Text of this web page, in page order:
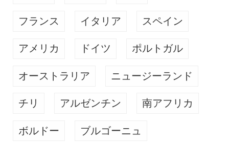
フランス イタリア スペイン
アメリカ ドイツ ポルトガル
オーストラリア ニュージーランド
チリ アルゼンチン 南アフリカ
ボルドー ブルゴーニュ